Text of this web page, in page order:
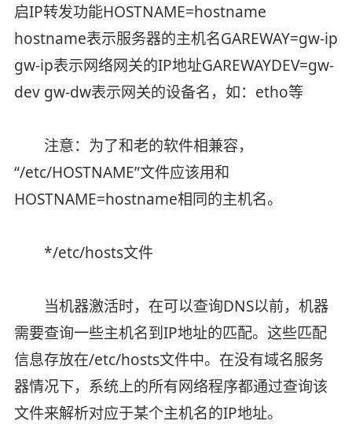
启IP转发功能HOSTNAME=hostname
hostname表示服务器的主机名GAREWAY=gw-ip
gw-ip表示网络网关的IP地址GAREWAYDEV=gw-
dev gw-dw表示网关的设备名，如：etho等
注意：为了和老的软件相兼容，
“/etc/HOSTNAME”文件应该用和
HOSTNAME=hostname相同的主机名。
*/etc/hosts文件
当机器激活时，在可以查询DNS以前，机器
需要查询一些主机名到IP地址的匹配。这些匹配
信息存放在/etc/hosts文件中。在没有域名服务
器情况下，系统上的所有网络程序都通过查询该
文件来解析对应于某个主机名的IP地址。